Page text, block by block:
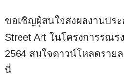
ขอเชิญผู้สนใจส่งผลงานปร
Street Art ในโครงการรณร
2564 สนใจดาวน์โหลดราย
นี่